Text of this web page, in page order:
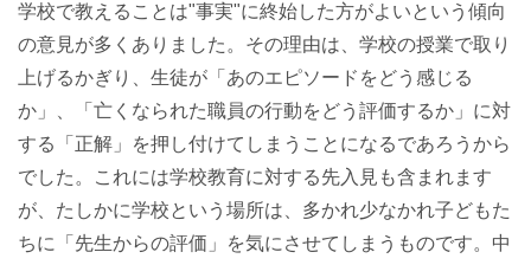
学校で教えることは"事実"に終始した方がよいという傾向
の意見が多くありました。その理由は、学校の授業で取り
上げるかぎり、生徒が「あのエピソードをどう感じる
か」、「亡くなられた職員の行動をどう評価するか」に対
する「正解」を押し付けてしまうことになるであろうから
でした。これには学校教育に対する先入見も含まれます
が、たしかに学校という場所は、多かれ少なかれ子どもた
ちに「先生からの評価」を気にさせてしまうものです。中